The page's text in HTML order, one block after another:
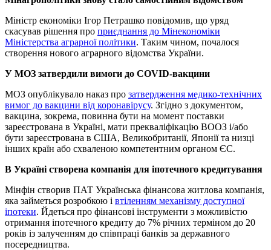
Міністр економіки Ігор Петрашко повідомив, що уряд
скасував рішення про приєднання до Мінекономіки
Міністерства аграрної політики. Таким чином, почалося
створення нового аграрного відомства України.
У МОЗ затвердили вимоги до COVID-вакцини
МОЗ опублікувало наказ про затвердження медико-технічних
вимог до вакцини від коронавірусу. Згідно з документом,
вакцина, зокрема, повинна бути на момент поставки
зареєстрована в Україні, мати прекваліфікацію ВООЗ і/або
бути зареєстрована в США, Великобританії, Японії та низці
інших країн або схваленою компетентним органом ЄС.
В Україні створена компанія для іпотечного кредитування
Мінфін створив ПАТ Українська фінансова житлова компанія,
яка займеться розробкою і втіленням механізму доступної
іпотеки. Йдеться про фінансові інструменти з можливістю
отримання іпотечного кредиту до 7% річних терміном до 20
років із залученням до співпраці банків за державного
посередництва.